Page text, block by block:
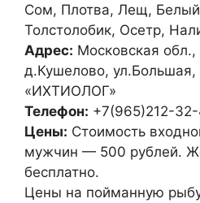
Сом, Плотва, Лещ,
Толстолобик, Осетр,
Адрес: Московская
д.Кушелово, ул.Большая,
«ИХТИОЛОГ»
Телефон: +7(965)212-
Цены: Стоимость
мужчин — 500 рублей.
бесплатно.
Цены на пойманную